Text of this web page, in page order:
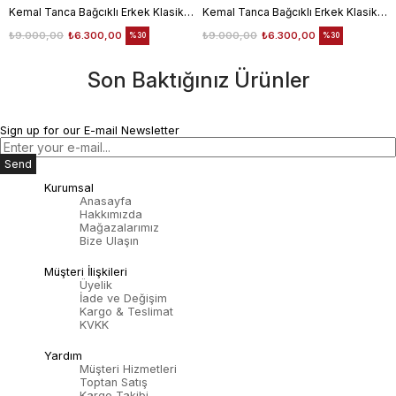
Kemal Tanca Bağcıklı Erkek Klasik Ayakkabı 700
₺6.300,00
₺9.000,00 %30
Kemal Tanca Bağcıklı Erkek Klasik Ayakkabı 700
₺6.300,00
₺9.000,00 %30
Son Baktığınız Ürünler
Sign up for our E-mail Newsletter
Send
Kurumsal
Anasayfa
Hakkımızda
Mağazalarımız
Bize Ulaşın
Müşteri İlişkileri
Üyelik
İade ve Değişim
Kargo & Teslimat
KVKK
Yardım
Müşteri Hizmetleri
Toptan Satış